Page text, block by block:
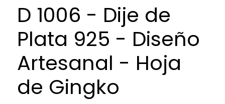
D 1006 - Dije de
Plata 925 - Diseño
Artesanal - Hoja
de Gingko